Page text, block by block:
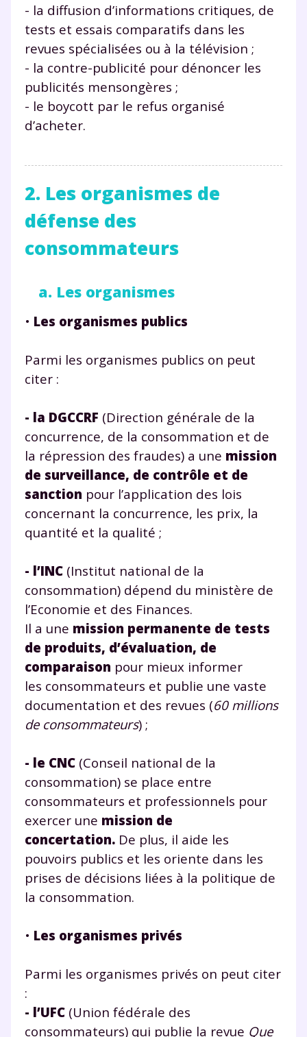
- la diffusion d’informations critiques, de
tests et essais comparatifs dans les
revues spécialisées ou à la télévision ;
- la contre-publicité pour dénoncer les
publicités mensongères ;
- le boycott par le refus organisé
d’acheter.
2. Les organismes de
défense des
consommateurs
a. Les organismes
• Les organismes publics
Parmi les organismes publics on peut
citer :
- la DGCCRF (Direction générale de la
concurrence, de la consommation et de
la répression des fraudes) a une mission
de surveillance, de contrôle et de
sanction pour l’application des lois
concernant la concurrence, les prix, la
quantité et la qualité ;
- l’INC (Institut national de la
consommation) dépend du ministère de
l’Economie et des Finances.
Il a une mission permanente de tests
de produits, d’évaluation, de
comparaison pour mieux informer
les consommateurs et publie une vaste
documentation et des revues (60 millions
de consommateurs) ;
- le CNC (Conseil national de la
consommation) se place entre
consommateurs et professionnels pour
exercer une mission de
concertation. De plus, il aide les
pouvoirs publics et les oriente dans les
prises de décisions liées à la politique de
la consommation.
• Les organismes privés
Parmi les organismes privés on peut citer
:
- l’UFC (Union fédérale des
consommateurs) qui publie la revue Que
Envie de progresser
et de réussir votre
année scolaire ?